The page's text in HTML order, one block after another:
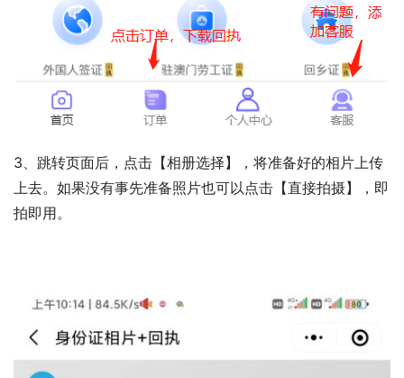
3、跳转页面后，点击【相册选择】，将准备好的相片上传
上去。如果没有事先准备照片也可以点击【直接拍摄】，即
拍即用。